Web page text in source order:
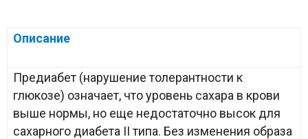
Описание
Предиабет (нарушение толерантности к
глюкозе) означает, что уровень сахара в крови
выше нормы, но еще недостаточно высок для
сахарного диабета II типа. Без изменения образа